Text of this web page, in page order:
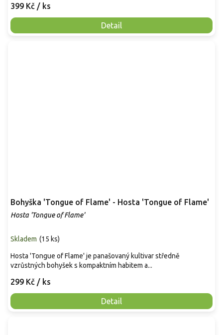
399 Kč / ks
Detail
Bohyška 'Tongue of Flame' - Hosta 'Tongue of Flame'
Hosta 'Tongue of Flame'
Skladem (15 ks)
299 Kč / ks
Detail
Hosta 'Tongue of Flame' je panašovaný kultivar středně
vzrůstných bohyšek s kompaktním habitem a...